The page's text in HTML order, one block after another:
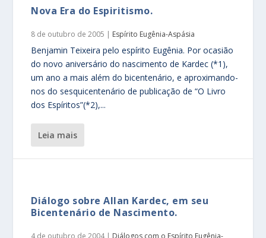
Nova Era do Espiritismo.
8 de outubro de 2005 | Espírito Eugênia-Aspásia
Benjamin Teixeira pelo espírito Eugênia. Por ocasião
do novo aniversário do nascimento de Kardec (*1),
um ano a mais além do bicentenário, e aproximando-
nos do sesquicentenário de publicação de “O Livro
dos Espíritos”(*2),...
leia mais
Diálogo sobre Allan Kardec, em seu
Bicentenário de Nascimento.
4 de outubro de 2004| Diálogos com o Espírito Eugênia-